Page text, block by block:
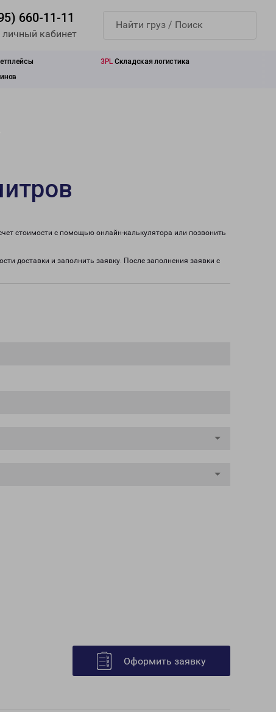
660-11-11
личный кабинет
3PL Складская логистика
стоимости с помощью онлайн-калькулятора или позвонить
доставки и заполнить заявку. После заполнения заявки с
Оформить заявку